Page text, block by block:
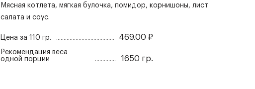
Мясная котлета, мягкая булочка, помидор, корнишоны, лист
салата и соус.
Цена за 110 гр. 469.00 ₽
Рекомендация веса
одной порции
1650 гр.